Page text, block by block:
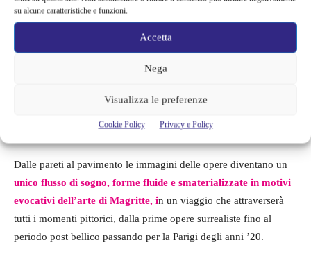
su alcune caratteristiche e funzioni.
Accetta
Nega
Visualizza le preferenze
Cookie Policy Privacy e Policy
Dalle pareti al pavimento le immagini delle opere diventano un
unico flusso di sogno, forme fluide e smaterializzate in motivi
evocativi dell’arte di Magritte, in un viaggio che attraverserà
tutti i momenti pittorici, dalla prime opere surrealiste fino al
periodo post bellico passando per la Parigi degli anni ’20.